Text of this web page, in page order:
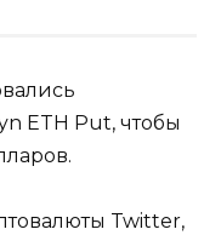
ETH Put, чтобы
Twitter,